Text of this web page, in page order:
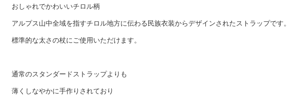
おしゃれでかわいいチロル柄
アルプス山中全域を指すチロル地方に伝わる民族衣装からデザインされたストラップです。
標準的な太さの杖にご使用いただけます。
通常のスタンダードストラップよりも
薄くしなやかに手作りされており